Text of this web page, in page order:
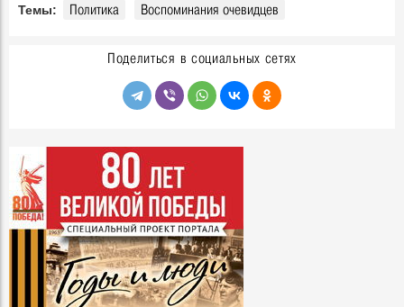
Темы: Политика Воспоминания очевидцев
Поделиться в социальных сетях